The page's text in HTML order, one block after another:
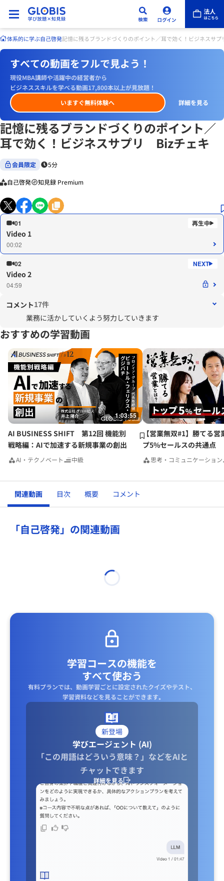
体系的に学ぶ自己啓発記憶に残るブランドづくりのポイント／耳で効く！ビジネスサ
すべての動画をフルで見よう！
現役MBA講師や活躍中の経営者から
ビジネススキルを学べる動画17,800本以上が見放題！
いますぐ無料体験へ
詳細を見る
記憶に残るブランドづくりのポイント／
耳で効く！ビジネスサプリ Bizチェキ
会員限定 5分
自己啓発 知見録 Premium
01
Video 1
00:02
02
Video 2
04:59
コメント17件
業務に活かしていくよう努力していきます
おすすめの学習動画
1:03:55
AI BUSINESS SHIFT 第12回 機能別
戦略編：AIで加速する新規事業の創出
AI・テクノベート 中級
【営業無双#1】勝てる営
プ5%セールスの共通点
思考・コミュニケーション
関連動画 目次 概要 コメント
「自己啓発」の関連動画
学習コースの機能を
すべて使おう
有料プランでは、動画学習ごとに設定されたクイズやテスト、
学習資料などを見ることができます｡
新登場
学びエージェント (AI)
「この用語はどういう意味？」などをAIと
チャットできます
詳細を見る